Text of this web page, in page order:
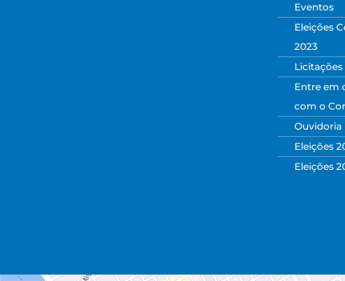
Eventos
Eleições
2023
Licitações
Entre em
com o
Ouvidoria
Eleições
Eleições